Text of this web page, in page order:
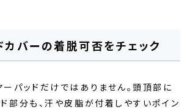
カバーの着脱可否をチェック
パッドだけではありません。頭頂部に
部分も、汗や皮脂が付着しやすいポイン